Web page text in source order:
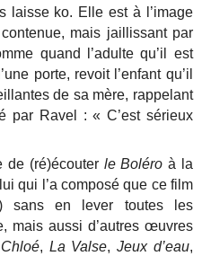
laisse ko. Elle est à l’image
mais jaillissant par
quand l’adulte qu’il est
porte, revoit l’enfant qu’il
de sa mère, rappelant
par Ravel : « C’est sérieux
de (ré)écouter le Boléro à la
qui l’a composé que ce film
sans en lever toutes les
mais aussi d’autres œuvres
, La Valse,Jeux d’eau,